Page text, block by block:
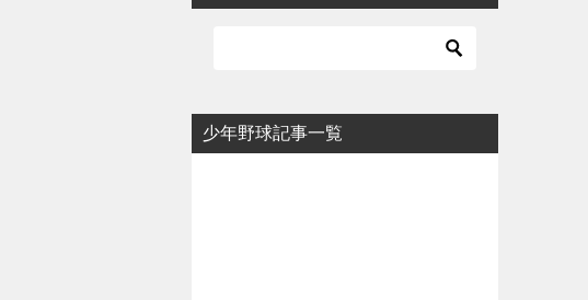
少年野球記事一覧